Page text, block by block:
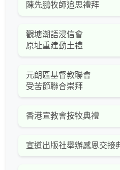
陳先鵬牧師追思禮拜
觀塘潮語浸信會
原址重建動土禮
元朗區基督教聯會
受苦節聯合崇拜
香港宣教會按牧典禮
宣道出版社舉辦感恩交接